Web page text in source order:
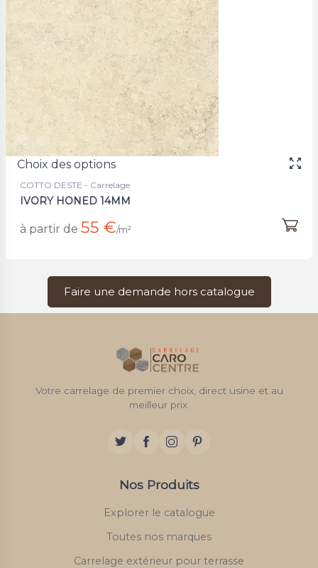
Choix des options
COTTO DESTE - Carrelage
IVORY HONED 14MM
à partir de 55 €/m²
Faire une demande hors catalogue
Votre carrelage de premier choix, direct usine et au
meilleur prix.
Nos Produits
Explorer le catalogue
Toutes nos marques
Carrelage extérieur pour terrasse